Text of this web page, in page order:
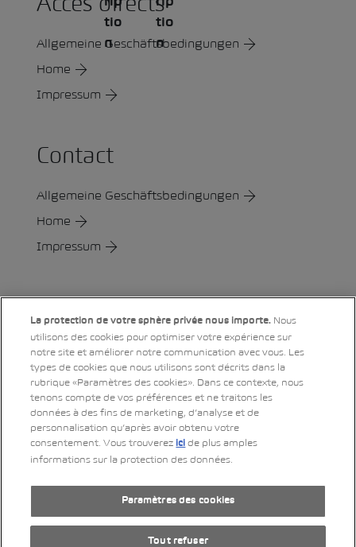
Accès directs
Allgemeine Geschäftsbedingungen
Home
Impressum
Contact
Allgemeine Geschäftsbedingungen
Home
Impressum
LinkedIn
XingTwitterYouTube
Instagram
Impressum
Déclaration de protection des données
by Web­sa­mu­rai AG
La protection de votre sphère privée nous importe. Nous
utilisons des cookies pour optimiser votre expérience sur
notre site et améliorer notre communication avec vous. Les
types de cookies que nous utilisons sont décrits dans la
rubrique «Paramètres des cookies». Dans ce contexte, nous
tenons compte de vos préférences et ne traitons les
données à des fins de marketing, d’analyse et de
personnalisation qu’après avoir obtenu votre
consentement. Vous trouverez ici de plus amples
informations sur la protection des données.
Paramètres des cookies
Tout refuser